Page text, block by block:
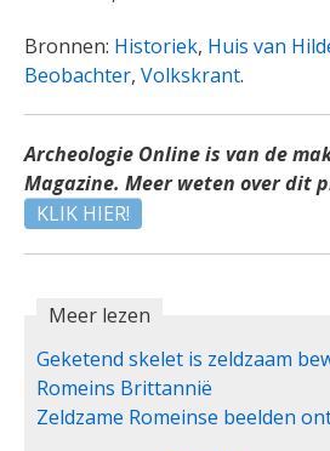
Bronnen: Historiek, Huis van
Beobachter, Volkskrant.
Archeologie Online is van de
Magazine. Meer weten over dit
KLIK HIER!
Meer lezen
Geketend skelet is zeldzaam
Romeins Brittannië
Zeldzame Romeinse beelden